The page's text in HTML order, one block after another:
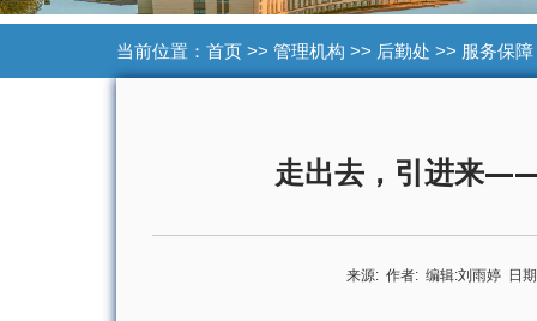
当前位置： 首页>> 管理机构 >> 后勤处 >> 服务保障
走出去，引进来
来源:作者:编辑:刘雨婷日